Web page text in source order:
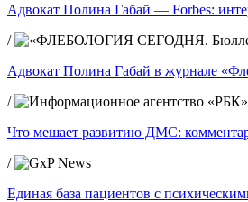
Адвокат Полина Габай — Forbes:
/
Адвокат Полина Габай в журнале
/
Что мешает развитию ДМС:
/
Единая база пациентов с